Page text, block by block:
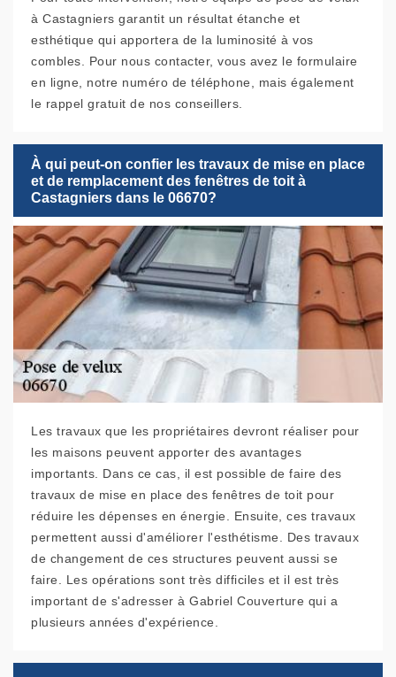
à Castagniers garantit un résultat étanche et
esthétique qui apportera de la luminosité à vos
combles. Pour nous contacter, vous avez le formulaire
en ligne, notre numéro de téléphone, mais également
le rappel gratuit de nos conseillers.
À qui peut-on confier les travaux de mise en place
et de remplacement des fenêtres de toit à
Castagniers dans le 06670?
Les travaux que les propriétaires devront réaliser pour
les maisons peuvent apporter des avantages
importants. Dans ce cas, il est possible de faire des
travaux de mise en place des fenêtres de toit pour
réduire les dépenses en énergie. Ensuite, ces travaux
permettent aussi d'améliorer l'esthétisme. Des travaux
de changement de ces structures peuvent aussi se
faire. Les opérations sont très difficiles et il est très
important de s'adresser à Gabriel Couverture qui a
plusieurs années d'expérience.